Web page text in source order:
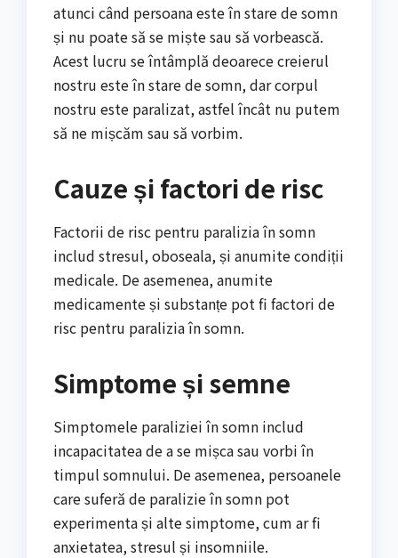
atunci când persoana este în stare de somn
și nu poate să se miște sau să vorbească.
Acest lucru se întâmplă deoarece creierul
nostru este în stare de somn, dar corpul
nostru este paralizat, astfel încât nu putem
să ne mișcăm sau să vorbim.
Cauze și factori de risc
Factorii de risc pentru paralizia în somn
includ stresul, oboseala, și anumite condiții
medicale. De asemenea, anumite
medicamente și substanțe pot fi factori de
risc pentru paralizia în somn.
Simptome și semne
Simptomele paraliziei în somn includ
incapacitatea de a se mișca sau vorbi în
timpul somnului. De asemenea, persoanele
care suferă de paralizie în somn pot
experimenta și alte simptome, cum ar fi
anxietatea, stresul și insomniile.